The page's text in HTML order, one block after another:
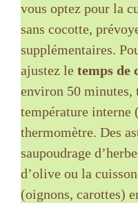
vous optez pour la
sans cocotte,
supplémentaires.
ajustez le temps de
environ 50
température interne
thermomètre. Des
saupoudrage
d’olive ou la
(oignons, carottes)